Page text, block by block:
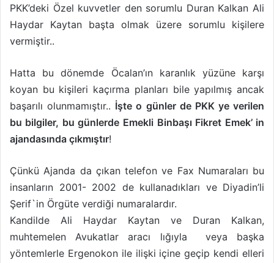
PKK’deki Özel kuvvetler den sorumlu Duran Kalkan Ali
Haydar Kaytan başta olmak üzere sorumlu kişilere
vermiştir..
Hatta bu dönemde Öcalan’ın karanlık yüzüne karşı
koyan bu kişileri kaçırma planları bile yapılmış ancak
başarılı olunmamıştır.. İşte o günler de PKK ye verilen
bu bilgiler, bu günlerde Emekli Binbaşı Fikret Emek’ in
ajandasında çıkmıştır!
Çünkü Ajanda da çıkan telefon ve Fax Numaraları bu
insanların 2001- 2002 de kullanadıkları ve Diyadin’li
Şerif`in Örgüte verdiği numaralardır.
Kandilde Ali Haydar Kaytan ve Duran Kalkan,
muhtemelen Avukatlar aracı lığıyla veya başka
yöntemlerle Ergenokon ile ilişki içine geçip kendi elleri